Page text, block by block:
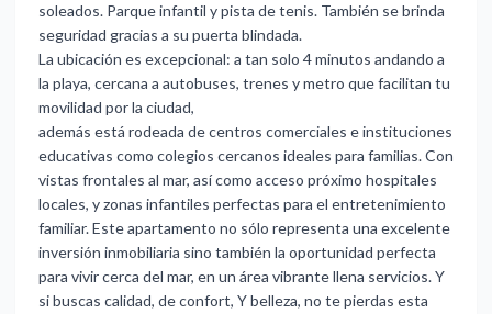
soleados. Parque infantil y pista de tenis. También se brinda
seguridad gracias a su puerta blindada.
La ubicación es excepcional: a tan solo 4 minutos andando a
la playa, cercana a autobuses, trenes y metro que facilitan tu
movilidad por la ciudad,
además está rodeada de centros comerciales e instituciones
educativas como colegios cercanos ideales para familias. Con
vistas frontales al mar, así como acceso próximo hospitales
locales, y zonas infantiles perfectas para el entretenimiento
familiar. Este apartamento no sólo representa una excelente
inversión inmobiliaria sino también la oportunidad perfecta
para vivir cerca del mar, en un área vibrante llena servicios. Y
si buscas calidad, de confort, Y belleza, no te pierdas ‌esta